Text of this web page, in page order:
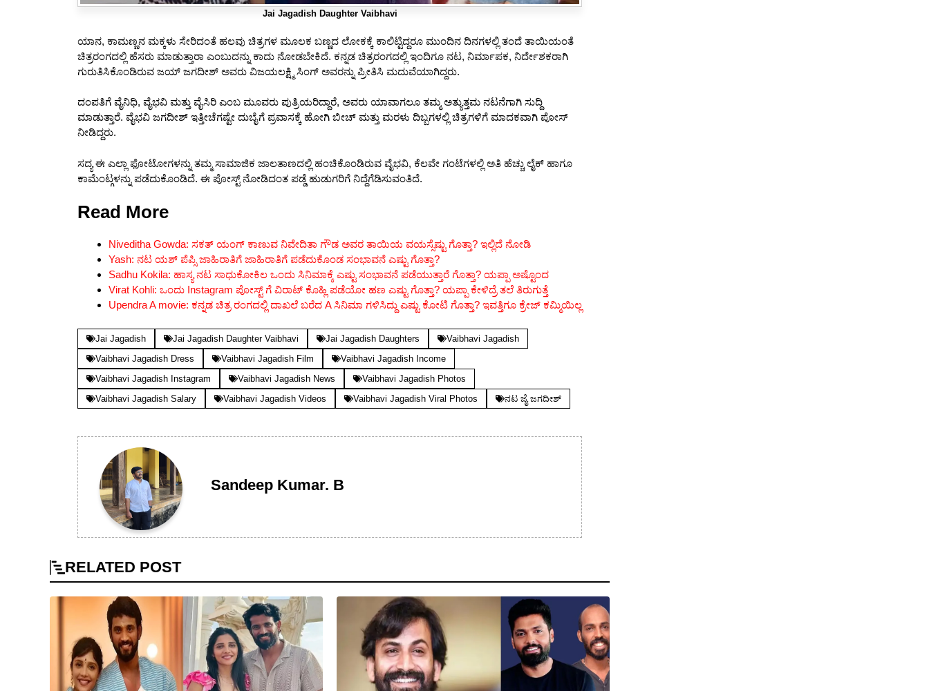
Jai Jagadish Daughter Vaibhavi
ಯಾನ, ಕಾಮಣ್ಣನ ಮಕ್ಕಳು ಸೇರಿದಂತೆ ಹಲವು ಚಿತ್ರಗಳ ಮೂಲಕ ಬಣ್ಣದ ಲೋಕಕ್ಕೆ ಕಾಲಿಟ್ಟಿದ್ದರೂ ಮುಂದಿನ ದಿನಗಳಲ್ಲಿ ತಂದೆ ತಾಯಿಯಂತೆ
ಚಿತ್ರರಂಗದಲ್ಲಿ ಹೆಸರು ಮಾಡುತ್ತಾರಾ ಎಂಬುದನ್ನು ಕಾದು ನೋಡಬೇಕಿದೆ. ಕನ್ನಡ ಚಿತ್ರರಂಗದಲ್ಲಿ ಇಂದಿಗೂ ನಟ, ನಿರ್ಮಾಪಕ, ನಿರ್ದೇಶಕರಾಗಿ
ಗುರುತಿಸಿಕೊಂಡಿರುವ ಜಯ್ ಜಗದೀಶ್ ಅವರು ವಿಜಯಲಕ್ಷ್ಮಿ ಸಿಂಗ್ ಅವರನ್ನು ಪ್ರೀತಿಸಿ ಮದುವೆಯಾಗಿದ್ದರು.
ದಂಪತಿಗೆ ವೈನಿಧಿ, ವೈಭವಿ ಮತ್ತು ವೈಸಿರಿ ಎಂಬ ಮೂವರು ಪುತ್ರಿಯರಿದ್ದಾರೆ, ಅವರು ಯಾವಾಗಲೂ ತಮ್ಮ ಅತ್ಯುತ್ತಮ ನಟನೆಗಾಗಿ ಸುದ್ದಿ
ಮಾಡುತ್ತಾರೆ. ವೈಭವಿ ಜಗದೀಶ್ ಇತ್ತೀಚೆಗಷ್ಟೇ ದುಬೈಗೆ ಪ್ರವಾಸಕ್ಕೆ ಹೋಗಿ ಬೀಚ್ ಮತ್ತು ಮರಳು ದಿಬ್ಬಗಳಲ್ಲಿ ಚಿತ್ರಗಳಿಗೆ ಮಾದಕವಾಗಿ ಪೋಸ್
ನೀಡಿದ್ದರು.
ಸದ್ಯ ಈ ಎಲ್ಲಾ ಫೋಟೋಗಳನ್ನು ತಮ್ಮ ಸಾಮಾಜಿಕ ಜಾಲತಾಣದಲ್ಲಿ ಹಂಚಿಕೊಂಡಿರುವ ವೈಭವಿ, ಕೆಲವೇ ಗಂಟೆಗಳಲ್ಲಿ ಅತಿ ಹೆಚ್ಚು ಲೈಕ್ ಹಾಗೂ
ಕಾಮೆಂಟ್ಗಳನ್ನು ಪಡೆದುಕೊಂಡಿದೆ. ಈ ಪೋಸ್ಟ್ ನೋಡಿದಂತ ಪಡ್ಡೆ ಹುಡುಗರಿಗೆ ನಿದ್ದೆಗೆಡಿಸುವಂತಿದೆ.
Read More
Niveditha Gowda: ಸಕತ್ ಯಂಗ್ ಕಾಣುವ ನಿವೇದಿತಾ ಗೌಡ ಅವರ ತಾಯಿಯ ವಯಸ್ಸೆಷ್ಟು ಗೊತ್ತಾ? ಇಲ್ಲಿದೆ ನೋಡಿ
Yash: ನಟ ಯಶ್ ಪೆಪ್ಸಿ ಜಾಹಿರಾತಿಗೆ ಜಾಹಿರಾತಿಗೆ ಪಡೆದುಕೊಂಡ ಸಂಭಾವನೆ ಎಷ್ಟು ಗೊತ್ತಾ?
Sadhu Kokila: ಹಾಸ್ಯ ನಟ ಸಾಧುಕೋಕಿಲ ಒಂದು ಸಿನಿಮಾಕ್ಕೆ ಎಷ್ಟು ಸಂಭಾವನೆ ಪಡೆಯುತ್ತಾರೆ ಗೊತ್ತಾ? ಯಪ್ಪಾ ಅಷ್ಟೊಂದ
Virat Kohli: ಒಂದು Instagram ಪೋಸ್ಟ್ ಗೆ ವಿರಾಟ್ ಕೊಹ್ಲಿ ಪಡೆಯೋ ಹಣ ಎಷ್ಟು ಗೊತ್ತಾ? ಯಪ್ಪಾ ಕೇಳಿದ್ರೆ ತಲೆ ತಿರುಗುತ್ತೆ
Upendra A movie: ಕನ್ನಡ ಚಿತ್ರ ರಂಗದಲ್ಲಿ ದಾಖಲೆ ಬರೆದ A ಸಿನಿಮಾ ಗಳಿಸಿದ್ದು ಎಷ್ಟು ಕೋಟಿ ಗೊತ್ತಾ? ಇವತ್ತಿಗೂ ಕ್ರೇಜ್ ಕಮ್ಮಿಯಿಲ್ಲ
Jai Jagadish Jai Jagadish Daughter Vaibhavi Jai Jagadish Daughters
Vaibhavi Jagadish
Vaibhavi Jagadish Dress
Vaibhavi Jagadish Film
Vaibhavi Jagadish Income
Vaibhavi Jagadish Instagram
Vaibhavi Jagadish News
Vaibhavi Jagadish Photos
Vaibhavi Jagadish Salary
Vaibhavi Jagadish Videos Vaibhavi Jagadish Viral Photos ನಟ ಜೈ ಜಗದೀಶ್
Sandeep Kumar. B
RELATED POST